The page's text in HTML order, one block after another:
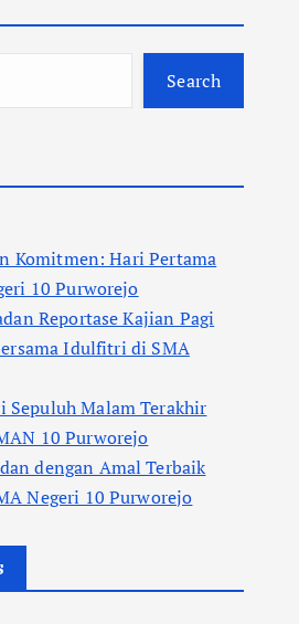
Search
Komitmen: Hari Pertama
10 Purworejo
Reportase Kajian Pagi
Idulfitri di SMA
Malam Terakhir
10 Purworejo
dengan Amal Terbaik
Negeri 10 Purworejo